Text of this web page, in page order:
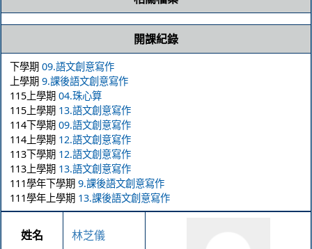
開課紀錄
下學期 09.語文創意寫作
上學期 9.課後語文創意寫作
115上學期 04.珠心算
115上學期 13.語文創意寫作
114下學期 09.語文創意寫作
114上學期 12.語文創意寫作
113下學期 12.語文創意寫作
113上學期 13.語文創意寫作
111學年下學期 9.課後語文創意寫作
111學年上學期 13.課後語文創意寫作
姓名 林芝儀